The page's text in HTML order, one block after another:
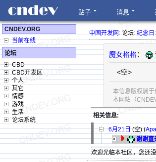
贴子 消息
CNDEV.ORG
当前在线
论坛
CBD
CBD开发区
个人
其它
情感
游戏
生活
论坛系统
中国开发网: 论坛:纪念日
魔女格格：
<空>
本信息版权属于
本网站（
相关信息:
6月21日(空) (
谢谢直
欢迎光临本社区，您还